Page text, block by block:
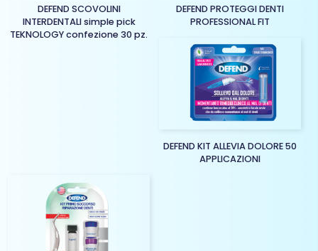
DEFEND SCOVOLINI
INTERDENTALI simple pick
TEKNOLOGY confezione 30 pz.
DEFEND PROTEGGI DENTI
PROFESSIONAL FIT
DEFEND KIT ALLEVIA DOLORE 50
APPLICAZIONI